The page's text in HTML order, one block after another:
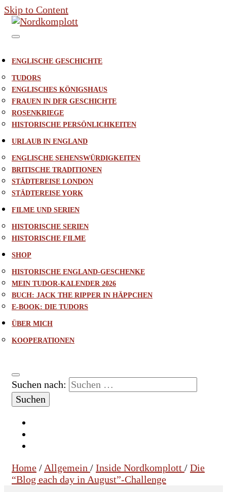
Skip to Content
ENGLISCHE GESCHICHTE
TUDORS
ENGLISCHES KÖNIGSHAUS
FRAUEN IN DER GESCHICHTE
ROSENKRIEGE
HISTORISCHE PERSÖNLICHKEITEN
URLAUB IN ENGLAND
ENGLISCHE SEHENSWÜRDIGKEITEN
BRITISCHE TRADITIONEN
STÄDTEREISE LONDON
STÄDTEREISE YORK
FILME UND SERIEN
HISTORISCHE SERIEN
HISTORISCHE FILME
SHOP
HISTORISCHE ENGLAND-GESCHENKE
MEIN TUDOR-KALENDER 2026
BUCH: JACK THE RIPPER IN HÄPPCHEN
E-BOOK: DIE TUDORS
ÜBER MICH
KOOPERATIONEN
Suchen nach:
Home / Allgemein / Inside Nordkomplott / Die
“Blog each day in August”-Challenge